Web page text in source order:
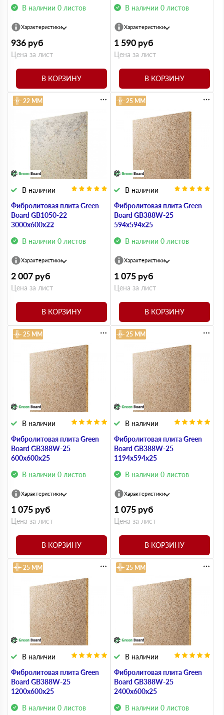
В наличии 0 листов
Характеристики
936 руб
Цена за лист
В КОРЗИНУ
В наличии 0 листов
Характеристики
1 590 руб
Цена за лист
В КОРЗИНУ
Фибролитовая плита Green
Board GB1050-22
3000х600х22
В наличии 0 листов
В наличии
22 ММ
Характеристики
2 007 руб
Цена за лист
В КОРЗИНУ
Фибролитовая плита Green
Board GB388W-25
594х594х25
В наличии 0 листов
В наличии
25 ММ
Характеристики
1 075 руб
Цена за лист
В КОРЗИНУ
Фибролитовая плита Green
Board GB388W-25
600х600х25
В наличии 0 листов
В наличии
25 ММ
Характеристики
1 075 руб
Цена за лист
В КОРЗИНУ
Фибролитовая плита Green
Board GB388W-25
1194х594х25
В наличии 0 листов
В наличии
25 ММ
Характеристики
1 075 руб
Цена за лист
В КОРЗИНУ
Фибролитовая плита Green
Board GB388W-25
1200х600х25
В наличии 0 листов
В наличии
25 ММ
Фибролитовая плита Green
Board GB388W-25
2400х600х25
В наличии 0 листов
В наличии
25 ММ